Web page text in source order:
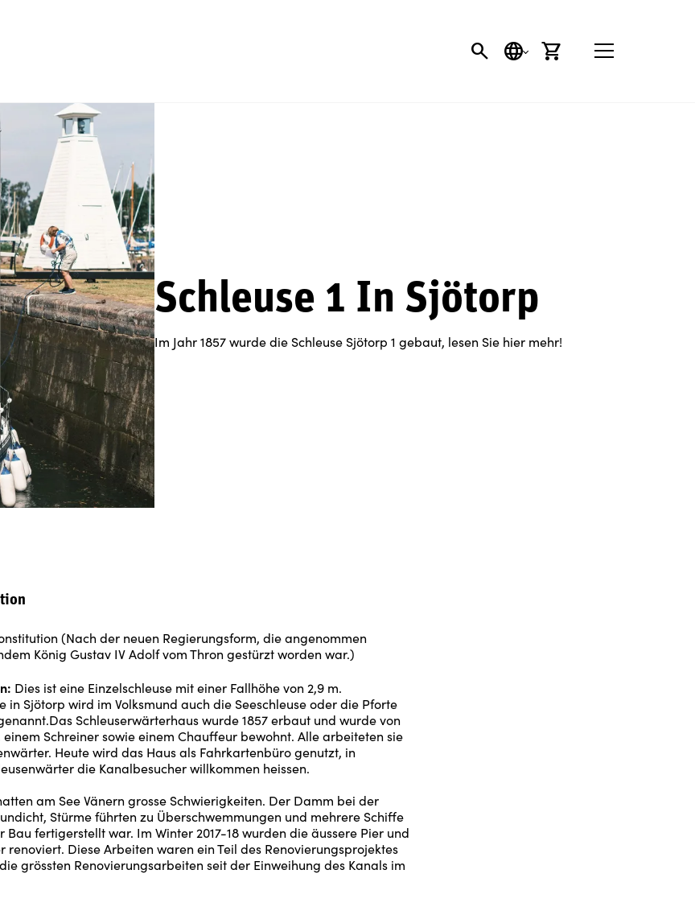
SEARCH BUTTON
SPRACHEEINKAUFSWAGEN
Schleuse 1 In Sjötorp
Im Jahr 1857 wurde die Schleuse Sjötorp 1 gebaut, lesen Sie hier mehr!
(Nach der neuen Regierungsform, die angenommen
König Gustav IV Adolf vom Thron gestürzt worden war.)
Dies ist eine Einzelschleuse mit einer Fallhöhe von 2,9 m.
in Sjötorp wird im Volksmund auch die Seeschleuse oder die Pforte
Schleuserwärterhaus wurde 1857 erbaut und wurde von
Schreiner sowie einem Chauffeur bewohnt. Alle arbeiteten sie
Heute wird das Haus als Fahrkartenbüro genutzt, in
die Kanalbesucher willkommen heissen.
am See Vänern grosse Schwierigkeiten. Der Damm bei der
Stürme führten zu Überschwemmungen und mehrere Schiffe
Bau fertigerstellt war. Im Winter 2017-18 wurden die äussere Pier und
renoviert. Diese Arbeiten waren ein Teil des Renovierungsprojektes
grössten Renovierungsarbeiten seit der Einweihung des Kanals im